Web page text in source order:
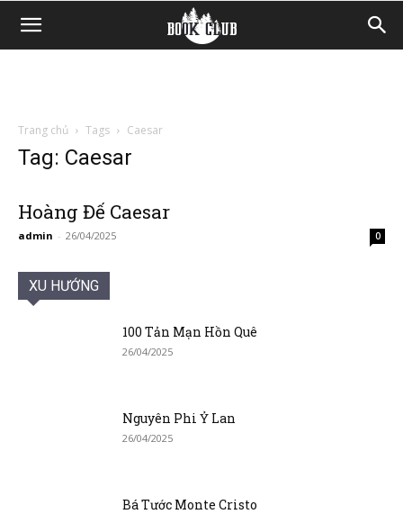
Trang chủ Tags Caesar
Tag: Caesar
Hoàng Đế Caesar
admin - 26/04/2025 0
XU HƯỚNG
100 Tản Mạn Hồn Quê
26/04/2025
Nguyên Phi Ỷ Lan
26/04/2025
Bá Tước Monte Cristo